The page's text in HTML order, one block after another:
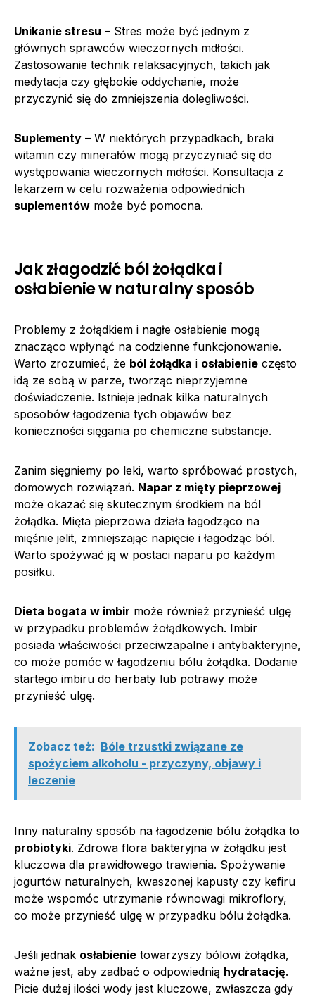
Unikanie stresu – Stres może być jednym z
głównych sprawców wieczornych mdłości.
Zastosowanie technik relaksacyjnych, takich jak
medytacja czy głębokie oddychanie, może
przyczynić się do zmniejszenia dolegliwości.
Suplementy – W niektórych przypadkach, braki
witamin czy minerałów mogą przyczyniać się do
występowania wieczornych mdłości. Konsultacja z
lekarzem w celu rozważenia odpowiednich
suplementów może być pomocna.
Jak złagodzić ból żołądka i
osłabienie w naturalny sposób
Problemy z żołądkiem i nagłe osłabienie mogą
znacząco wpłynąć na codzienne funkcjonowanie.
Warto zrozumieć, że ból żołądka i osłabienie często
idą ze sobą w parze, tworząc nieprzyjemne
doświadczenie. Istnieje jednak kilka naturalnych
sposobów łagodzenia tych objawów bez
konieczności sięgania po chemiczne substancje.
Zanim sięgniemy po leki, warto spróbować prostych,
domowych rozwiązań. Napar z mięty pieprzowej
może okazać się skutecznym środkiem na ból
żołądka. Mięta pieprzowa działa łagodząco na
mięśnie jelit, zmniejszając napięcie i łagodząc ból.
Warto spożywać ją w postaci naparu po każdym
posiłku.
Dieta bogata w imbir może również przynieść ulgę
w przypadku problemów żołądkowych. Imbir
posiada właściwości przeciwzapalne i antybakteryjne,
co może pomóc w łagodzeniu bólu żołądka. Dodanie
startego imbiru do herbaty lub potrawy może
przynieść ulgę.
Zobacz też: Bóle trzustki związane ze
spożyciem alkoholu - przyczyny, objawy i
leczenie
Inny naturalny sposób na łagodzenie bólu żołądka to
probiotyki. Zdrowa flora bakteryjna w żołądku jest
kluczowa dla prawidłowego trawienia. Spożywanie
jogurtów naturalnych, kwaszonej kapusty czy kefiru
może wspomóc utrzymanie równowagi mikroflory,
co może przynieść ulgę w przypadku bólu żołądka.
Jeśli jednak osłabienie towarzyszy bólowi żołądka,
ważne jest, aby zadbać o odpowiednią hydratację.
Picie dużej ilości wody jest kluczowe, zwłaszcza gdy